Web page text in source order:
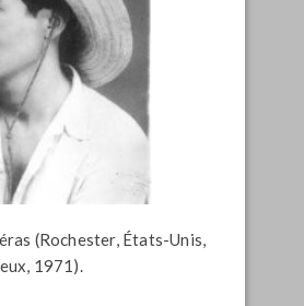
(Rochester, États-Unis,
1971).